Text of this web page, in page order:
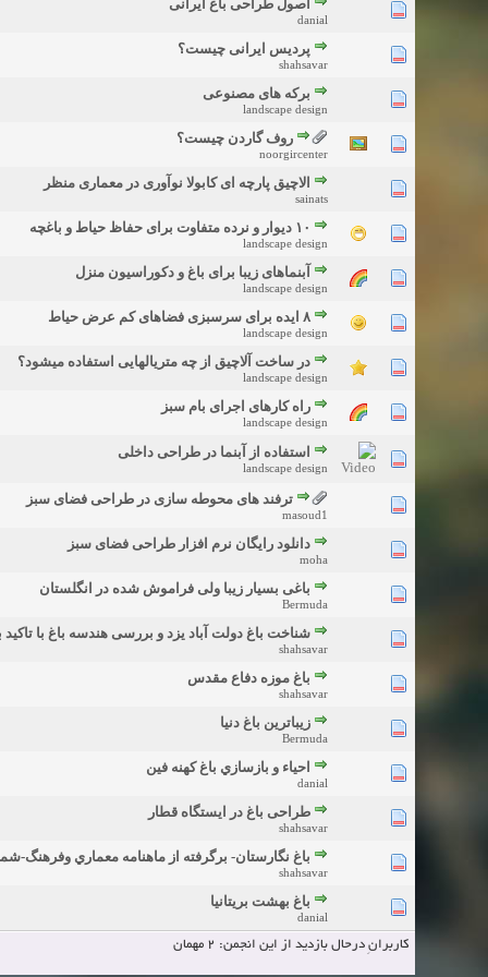
اصول طراحی باغ ایرانی
danial
پردیس ایرانی چیست؟
shahsavar
برکه های مصنوعی
landscape design
روف گاردن چیست؟
noorgircenter
الاچیق پارچه ای کابولا نوآوری در معماری منظر
sainats
۱۰ دیوار و نرده متفاوت برای حفاظ حیاط و باغچه
landscape design
آبنماهای زیبا برای باغ و دکوراسیون منزل
landscape design
۸ ایده برای سرسبزی فضاهای کم عرض حیاط
landscape design
در ساخت آلاچیق از چه متریالهایی استفاده میشود؟
landscape design
راه کارهای اجرای بام سبز
landscape design
استفاده از آبنما در طراحی داخلی
landscape design
ترفند های محوطه سازی در طراحی فضای سبز
masoud1
دانلود رایگان نرم افزار طراحی فضای سبز
moha
باغی بسیار زیبا ولی فراموش شده در انگلستان
Bermuda
شناخت باغ دولت آباد یزد و بررسی هندسه باغ با
shahsavar
باغ موزه دفاع مقدس
shahsavar
زیباترین باغ دنیا
Bermuda
احياء و بازسازي باغ كهنه فين
danial
طراحی باغ در ایستگاه قطار
shahsavar
باغ نگارستان- برگرفته از ماهنامه معماري وفرهنگ-
shahsavar
باغ بهشت بریتانیا
danial
کاربرانِ درحال بازدید از این انجمن: 2 مهمان